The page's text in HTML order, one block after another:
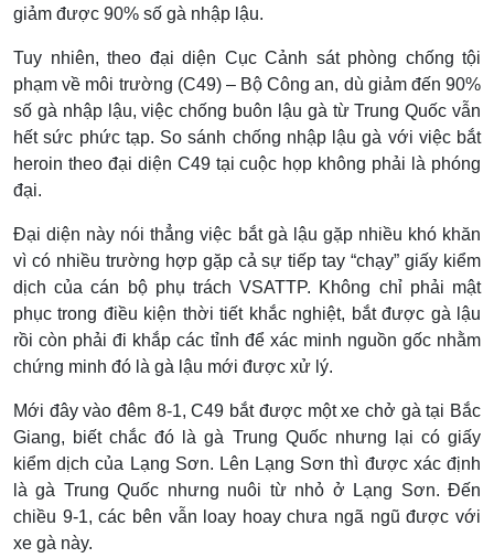
giảm được 90% số gà nhập lậu.
Tuy nhiên, theo đại diện Cục Cảnh sát phòng chống tội
phạm về môi trường (C49) – Bộ Công an, dù giảm đến 90%
số gà nhập lậu, việc chống buôn lậu gà từ Trung Quốc vẫn
hết sức phức tạp. So sánh chống nhập lậu gà với việc bắt
heroin theo đại diện C49 tại cuộc họp không phải là phóng
đại.
Đại diện này nói thẳng việc bắt gà lậu gặp nhiều khó khăn
vì có nhiều trường hợp gặp cả sự tiếp tay “chạy” giấy kiểm
dịch của cán bộ phụ trách VSATTP. Không chỉ phải mật
phục trong điều kiện thời tiết khắc nghiệt, bắt được gà lậu
rồi còn phải đi khắp các tỉnh để xác minh nguồn gốc nhằm
chứng minh đó là gà lậu mới được xử lý.
Mới đây vào đêm 8-1, C49 bắt được một xe chở gà tại Bắc
Giang, biết chắc đó là gà Trung Quốc nhưng lại có giấy
kiểm dịch của Lạng Sơn. Lên Lạng Sơn thì được xác định
là gà Trung Quốc nhưng nuôi từ nhỏ ở Lạng Sơn. Đến
chiều 9-1, các bên vẫn loay hoay chưa ngã ngũ được với
xe gà này.